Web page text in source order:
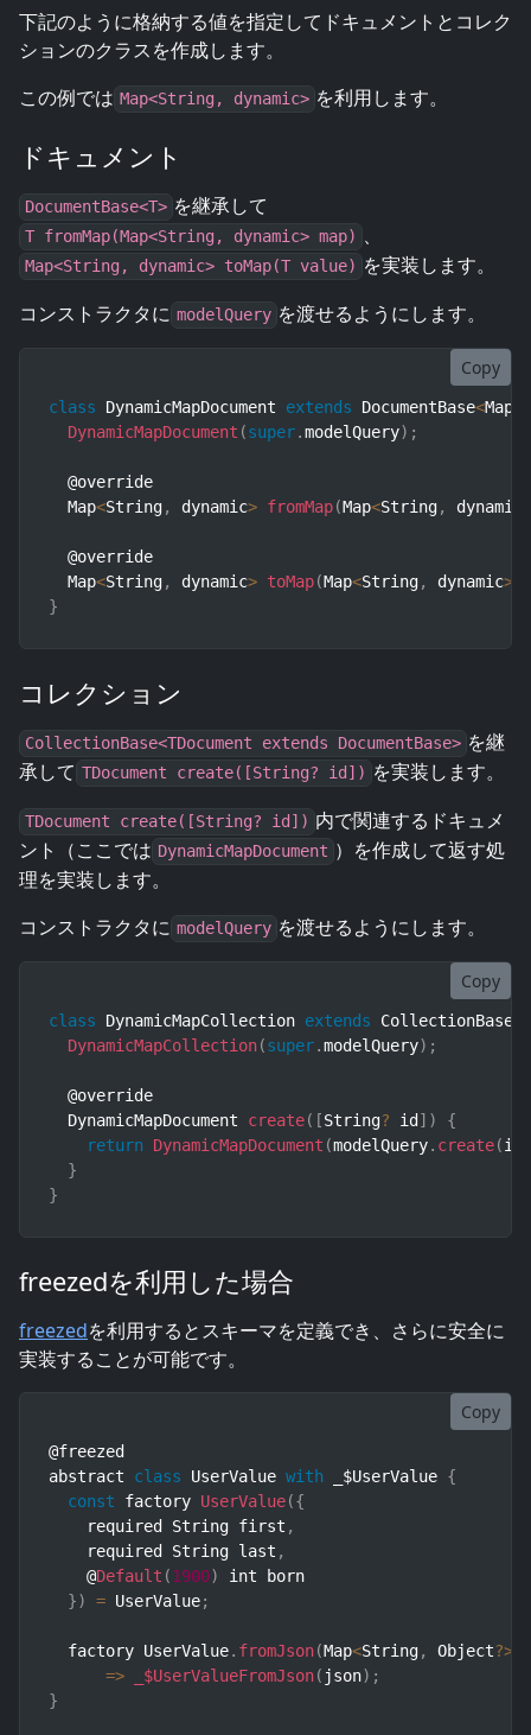
下記のように格納する値を指定してドキュメントとコレク
ションのクラスを作成します。
この例では Map<String, dynamic> を利用します。
ドキュメント
DocumentBase<T> を継承して
T fromMap(Map<String, dynamic> map) 、
Map<String, dynamic> toMap(T value) を実装します。
コンストラクタに modelQuery を渡せるようにします。
Copy
class DynamicMapDocument extends DocumentBase<Map
DynamicMapDocument (super.modelQuery) ;
  @override
  Map
<String, dynamic> fromMap(Map<String, dynamic
  @override
  Map
<String, dynamic> toMap(Map<String, dynamic>
}
コレクション
CollectionBase<TDocument extends DocumentBase> を継
承して TDocument create([String? id]) を実装します。
TDocument create([String? id]) 内で関連するドキュメ
ント（ここでは DynamicMapDocument ）を作成して返す処
理を実装します。
コンストラクタに modelQuery を渡せるようにします。
Copy
class DynamicMapCollection extends CollectionBase
DynamicMapCollection(super.modelQuery) ;
  @override
  DynamicMapDocument
create( [String? id ] )
{
return
DynamicMapDocument (modelQuery. create(id
}
}
freezedを利用した場合
freezedを利用するとスキーマを定義でき、さらに安全に
実装することが可能です。
Copy
@freezed
abstract class UserValue with _$UserValue {
const factory UserValue({
    required String first
,
    required String last
,
    @
Default (1900)
int born
}) = UserValue;
  factory UserValue
. fromJson(Map<String, Object?>
=>
_$UserValueFromJson( json) ;
}